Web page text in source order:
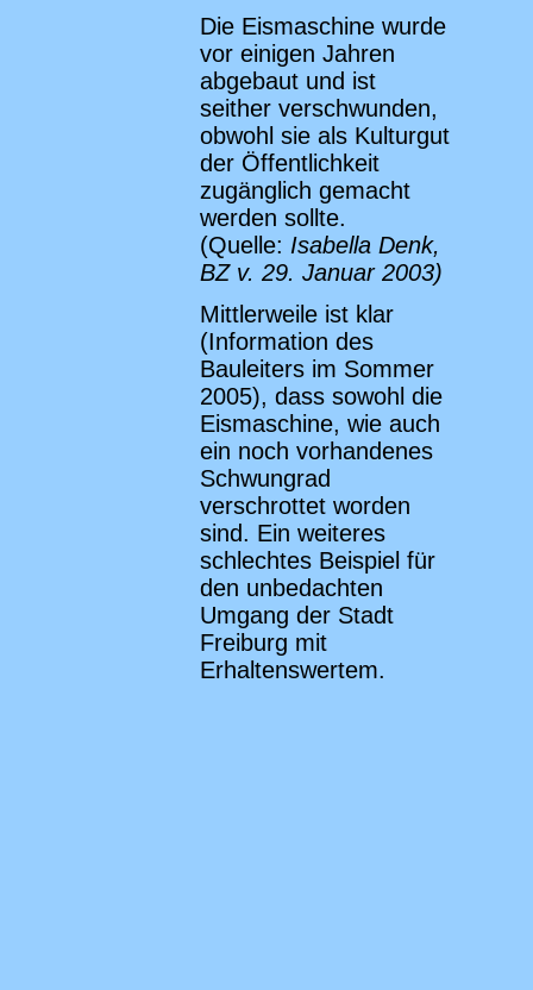
Die Eismaschine wurde
vor einigen Jahren
abgebaut und ist
seither verschwunden,
obwohl sie als Kulturgut
der Öffentlichkeit
zugänglich gemacht
werden sollte.
(Quelle: Isabella Denk,
BZ v. 29. Januar 2003)
Mittlerweile ist klar
(Information des
Bauleiters im Sommer
2005), dass sowohl die
Eismaschine, wie auch
ein noch vorhandenes
Schwungrad
verschrottet worden
sind. Ein weiteres
schlechtes Beispiel für
den unbedachten
Umgang der Stadt
Freiburg mit
Erhaltenswertem.